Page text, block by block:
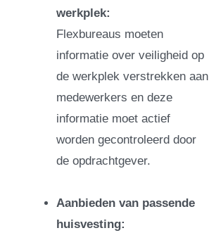
werkplek:
Flexbureaus moeten
informatie over veiligheid op
de werkplek verstrekken aan
medewerkers en deze
informatie moet actief
worden gecontroleerd door
de opdrachtgever.
Aanbieden van passende
huisvesting: